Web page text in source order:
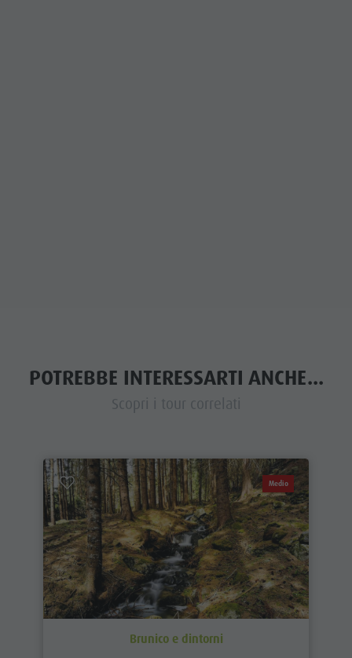
POTREBBE INTERESSARTI ANCHE...
Scopri i tour correlati
Medio
Brunico e dintorni